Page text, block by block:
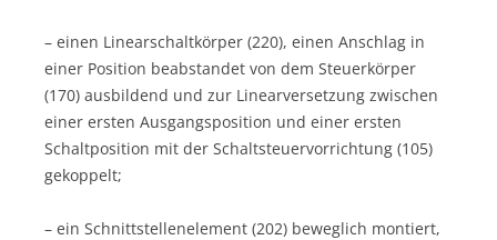
– einen Linearschaltkörper (220), einen Anschlag in
einer Position beabstandet von dem Steuerkörper
(170) ausbildend und zur Linearversetzung zwischen
einer ersten Ausgangsposition und einer ersten
Schaltposition mit der Schaltsteuervorrichtung (105)
gekoppelt;
– ein Schnittstellenelement (202) beweglich montiert,